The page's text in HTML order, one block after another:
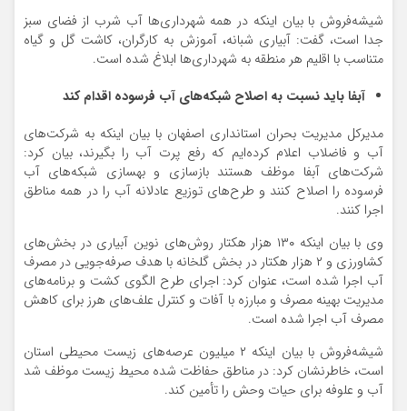
شیشه‌فروش با بیان اینکه در همه شهرداری‌ها آب شرب از فضای سبز
جدا است، گفت: آبیاری شبانه، آموزش به کارگران، کاشت گل و گیاه
متناسب با اقلیم هر منطقه به شهرداری‌ها ابلاغ شده است.
آبفا باید نسبت به اصلاح شبکه‌های آب فرسوده اقدام کند
مدیرکل مدیریت بحران استانداری اصفهان با بیان اینکه به شرکت‌های
آب و فاضلاب اعلام کرده‌ایم که رفع پرت آب را بگیرند، بیان کرد:
شرکت‌های آبفا موظف هستند بازسازی و بهسازی شبکه‌های آب
فرسوده را اصلاح کنند و طرح‌های توزیع عادلانه آب را در همه مناطق
اجرا کنند.
وی با بیان اینکه ۱۳۰ هزار هکتار روش‌های نوین آبیاری در بخش‌های
کشاورزی و ۲ هزار هکتار در بخش گلخانه با هدف صرفه‌جویی در مصرف
آب اجرا شده است، عنوان کرد: اجرای طرح الگوی کشت و برنامه‌های
مدیریت بهینه مصرف و مبارزه با آفات و کنترل علف‌های هرز برای کاهش
مصرف آب اجرا شده است.
شیشه‌فروش با بیان اینکه ۲ میلیون عرصه‌های زیست محیطی استان
است، خاطرنشان کرد: در مناطق حفاظت شده محیط زیست موظف شد
آب و علوفه برای حیات وحش را تأمین کند.